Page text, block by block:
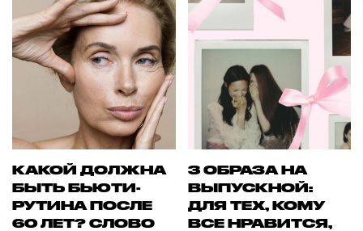
КАКОЙ ДОЛЖНА
БЫТЬ БЬЮТИ-
РУТИНА ПОСЛЕ
60 ЛЕТ? СЛОВО
3 ОБРАЗА НА
ВЫПУСКНОЙ:
ДЛЯ ТЕХ, КОМУ
ВСЕ НРАВИТСЯ,